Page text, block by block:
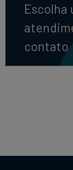
Escolha
contato